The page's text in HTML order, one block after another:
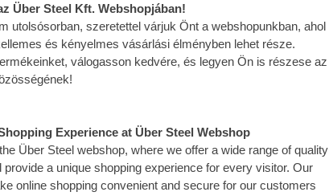
Über Steel Kft. Webshopjában!
utolsósorban, szeretettel várjuk Önt a webshopunkban, ahol
és kényelmes vásárlási élményben lehet része.
válogasson kedvére, és legyen Ön is részese az
Experience at Über Steel Webshop
Über Steel webshop, where we offer a wide range of quality
provide a unique shopping experience for every visitor. Our
online shopping convenient and secure for our customers